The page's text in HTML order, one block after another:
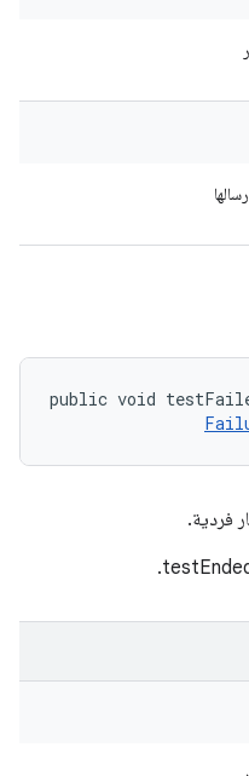
public void
فردية.